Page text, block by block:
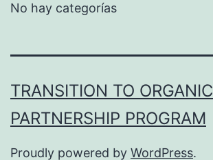
No hay categorías
TRANSITION TO ORGANIC
PARTNERSHIP PROGRAM
Proudly powered by WordPress.